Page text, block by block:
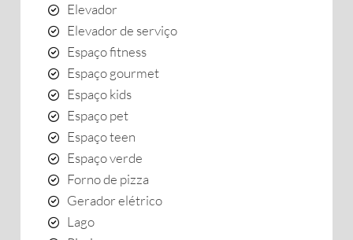
Elevador
Elevador de serviço
Espaço fitness
Espaço gourmet
Espaço kids
Espaço pet
Espaço teen
Espaço verde
Forno de pizza
Gerador elétrico
Lago